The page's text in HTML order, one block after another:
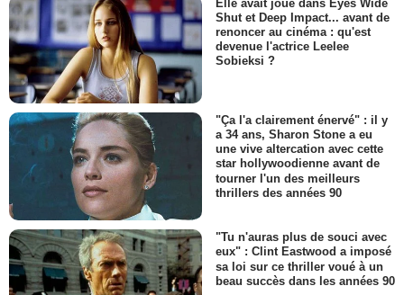
Elle avait joué dans Eyes Wide
Shut et Deep Impact... avant de
renoncer au cinéma : qu'est
devenue l'actrice Leelee
Sobieksi ?
"Ça l'a clairement énervé" : il y
a 34 ans, Sharon Stone a eu
une vive altercation avec cette
star hollywoodienne avant de
tourner l'un des meilleurs
thrillers des années 90
"Tu n'auras plus de souci avec
eux" : Clint Eastwood a imposé
sa loi sur ce thriller voué à un
beau succès dans les années 90